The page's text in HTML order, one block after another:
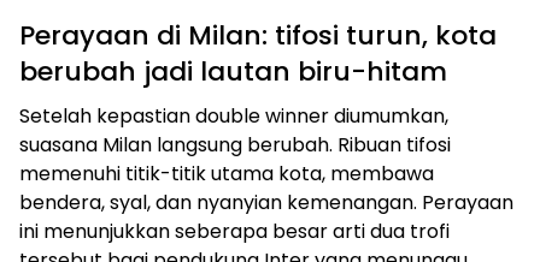
Perayaan di Milan: tifosi turun, kota
berubah jadi lautan biru-hitam
Setelah kepastian double winner diumumkan,
suasana Milan langsung berubah. Ribuan tifosi
memenuhi titik-titik utama kota, membawa
bendera, syal, dan nyanyian kemenangan. Perayaan
ini menunjukkan seberapa besar arti dua trofi